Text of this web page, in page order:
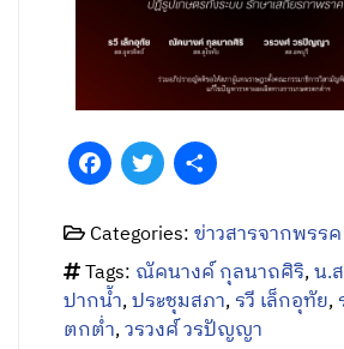
FacebookTwitter
Categories:ข่าวสารจากพรรค
Tags: ณัคนางค์ กุลนาถศิริ,น.
ปากน้ำ,ประชุมสภา,รวี เล็กอุทัย,
ตกต่ำ,วรวงศ์ วรปัญญา